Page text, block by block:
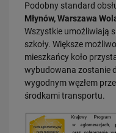
Podobny standard
Młynów, Warszawa
Wszystkie umożliwiają
szkoły. Większe
mieszkańcy koło
wybudowana zostanie
wygodnym węzłem
środkami transportu.
Wróci ruch pasażerski
umowa na…